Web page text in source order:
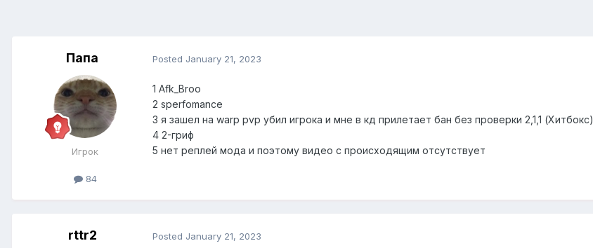
Папа
Игрок
84
Posted January 21, 2023
1 Afk_Broo
2 sperfomance
3 я зашел на warp pvp убил игрока и мне в кд прилетает бан без проверки 2,1,1 (Хитбокс)
4 2-гриф
5 нет реплей мода и поэтому видео с происходящим отсутствует
rttr2 Posted January 21, 2023